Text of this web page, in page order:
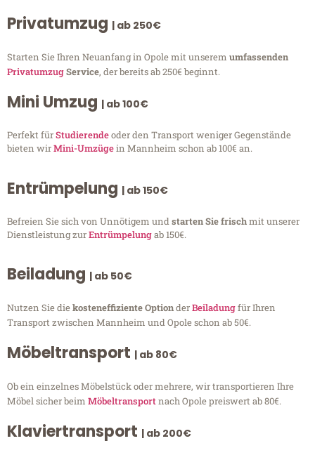
Privatumzug | ab 250€
Starten Sie Ihren Neuanfang in Opole mit unserem umfassenden
PrivatumzugService, der bereits ab 250€ beginnt.
Mini Umzug | ab 100€
Perfekt fürStudierendeoder den Transport weniger Gegenstände
bieten wirMini-Umzügein Mannheim schon ab 100€ an.
Entrümpelung | ab 150€
Befreien Sie sich von Unnötigem undstarten Sie frischmit unserer
Dienstleistung zurEntrümpelungab 150€.
Beiladung | ab 50€
Nutzen Sie diekosteneffiziente OptionderBeiladungfür Ihren
Transport zwischen Mannheim und Opole schon ab 50€.
Möbeltransport | ab 80€
Ob ein einzelnes Möbelstück oder mehrere, wir transportieren Ihre
Möbel sicher beim Möbeltransportnach Opole preiswert ab 80€.
Klaviertransport | ab 200€